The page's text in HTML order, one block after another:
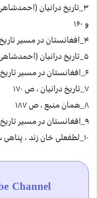
و ۱۶۰
۴_افغانستان در مسیر تاریخ ، غبار ص ۳۷۹
۵_تاریخ درانیان (احمدشاهی) ص ۱۳۸
۶_افغانستان در مسیر تاریخ ، غبار ، ص ۳۸۶
۷_تاریخ درانیان ، ص ۱۷۰
۸_همان منبع ، ص ۱۸۷
۹_افغانستان در مسیر تاریخ ، ص ۳۸۱ و ۳۸۲
۱۰_لطفعلی خان زند ، پناهی سمنانی ، ص ۱۶۴
Channel